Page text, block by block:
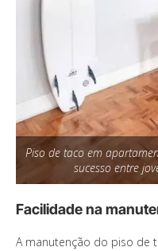
Piso de taco em
sucesso entre
Facilidade na
A manutenção do piso de